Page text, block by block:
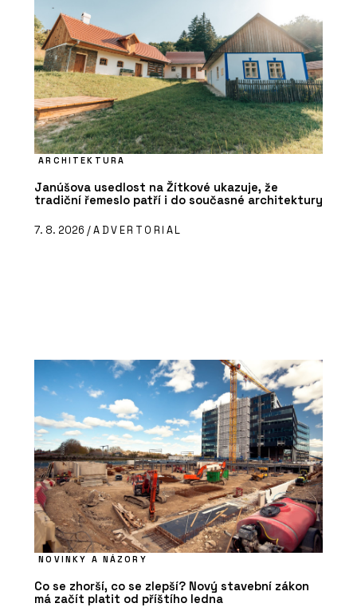
ARCHITEKTURA
Janúšova usedlost na Žítkové ukazuje, že
tradiční řemeslo patří i do současné architektury
7. 8. 2026 /ADVERTORIAL
NOVINKY A NÁZORY
Co se zhorší, co se zlepší? Nový stavební zákon
má začít platit od příštího ledna